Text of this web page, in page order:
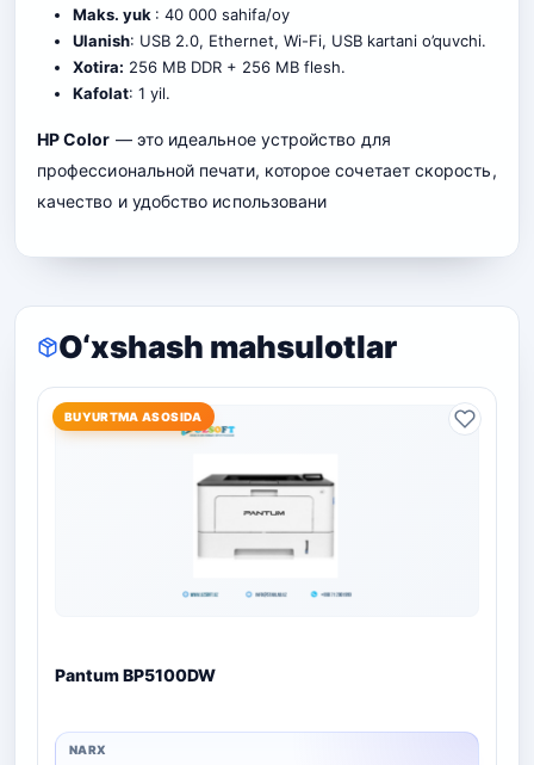
Maks. yuk : 40 000 sahifa/oy
Ulanish: USB 2.0, Ethernet, Wi-Fi, USB kartani o’quvchi.
Xotira: 256 MB DDR + 256 MB flesh.
Kafolat: 1 yil.
HP Color — это идеальное устройство для
профессиональной печати, которое сочетает скорость,
качество и удобство использовани
O‘xshash mahsulotlar
BUYURTMA ASOSIDA
Pantum BP5100DW